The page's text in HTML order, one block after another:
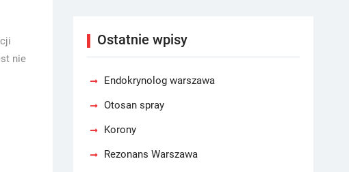
nie
Ostatnie wpisy
Endokrynolog warszawa
Otosan spray
Korony
Rezonans Warszawa